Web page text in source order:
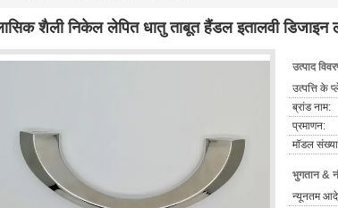
शैली निकेल लेपित धातु ताबूत हैंडल इतालवी
उत्पाद
उत्पत्ति के
ब्रांड नाम:
प्रमाणन:
मॉडल
भुगतान &
न्यूनतम